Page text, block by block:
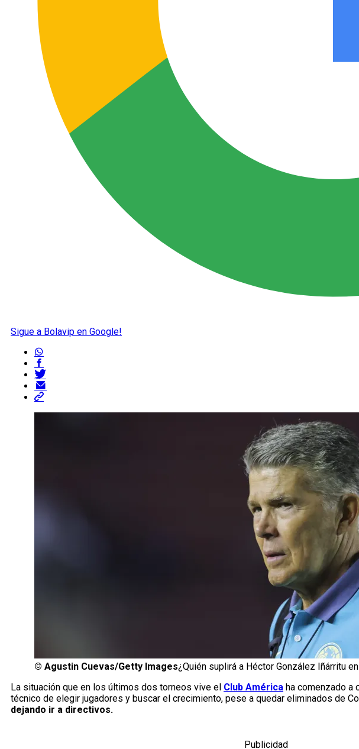
Sigue a Bolavip en Google!
© Agustin Cuevas/Getty Images¿Quién suplirá a Héctor González Iñárritu
La situación que en los últimos dos torneos vive el Club América ha comenzado a
técnico de elegir jugadores y buscar el crecimiento, pese a quedar eliminados de
dejando ir a directivos.
Publicidad